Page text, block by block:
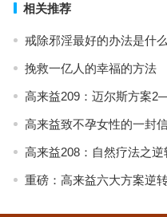
相关推荐
戒除邪淫最好的办法是什
挽救一亿人的幸福的方法
高来益209：迈尔斯方案
高来益致不孕女性的一封
高来益208：自然疗法之
重磅：高来益六大方案逆